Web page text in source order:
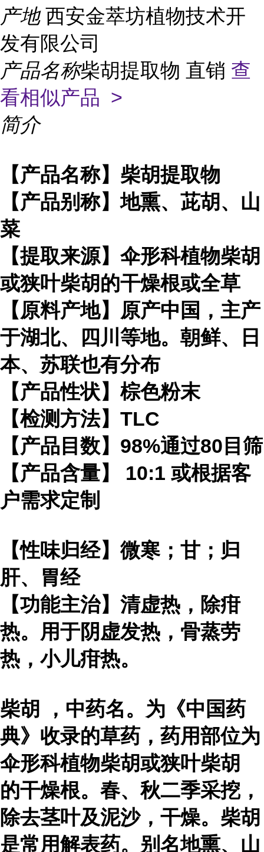
产地 西安金萃坊植物技术开
发有限公司
产品名称柴胡提取物 直销 查
看相似产品 >
简介
【产品名称】柴胡提取物
【产品别称】地熏、茈胡、山
菜
【提取来源】伞形科植物柴胡
或狭叶柴胡的干燥根或全草
【原料产地】原产中国，主产
于湖北、四川等地。朝鲜、日
本、苏联也有分布
【产品性状】棕色粉末
【检测方法】TLC
【产品目数】98%通过80目筛
【产品含量】 10:1 或根据客
户需求定制
【性味归经】微寒；甘；归
肝、胃经
【功能主治】清虚热，除疳
热。用于阴虚发热，骨蒸劳
热，小儿疳热。
柴胡
，中药名。为《中国药
典》收录的草药，药用部位为
伞形科植物柴胡或狭叶柴胡
的干燥根。春、秋二季采挖，
除去茎叶及泥沙，干燥。柴胡
是常用解表药。别名地熏、山